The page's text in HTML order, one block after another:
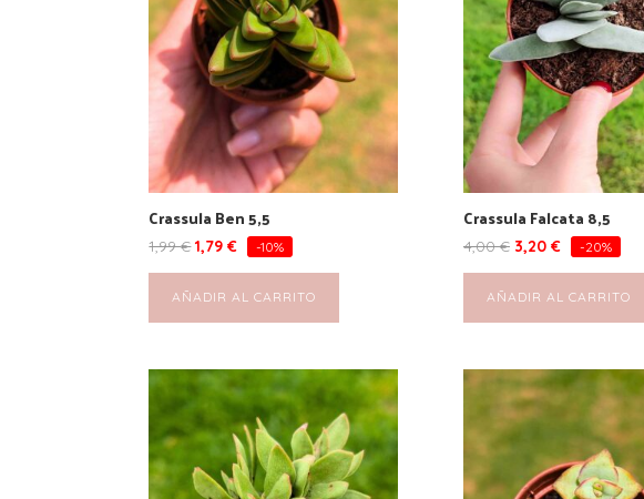
Crassula Ben 5,5
1,99€ 1,79€ -10%
AÑADIR AL CARRITO
Crassula Falcata 8,5
4,00€ 3,20 € -20%
AÑADIR AL CARRITO